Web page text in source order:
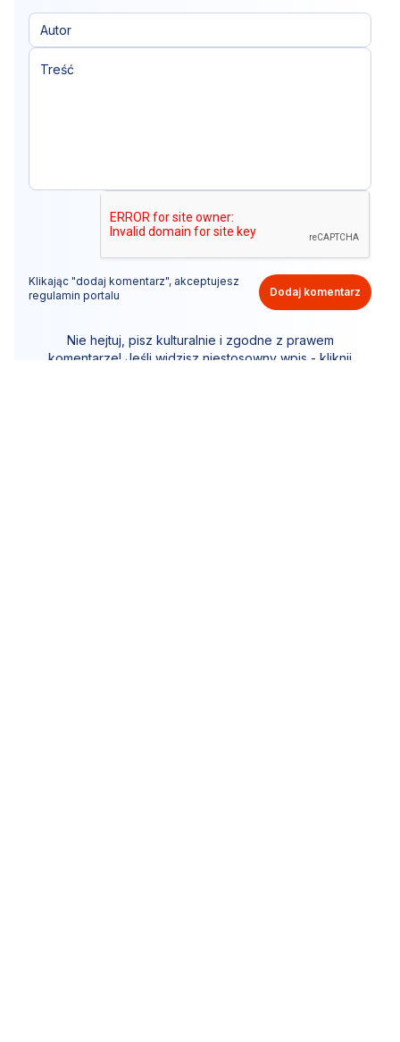
Klikając "dodaj komentarz", akceptujesz
regulamin portalu
Dodaj komentarz
Nie hejtuj, pisz kulturalnie i zgodne z prawem
komentarze! Jeśli widzisz niestosowny wpis - kliknij